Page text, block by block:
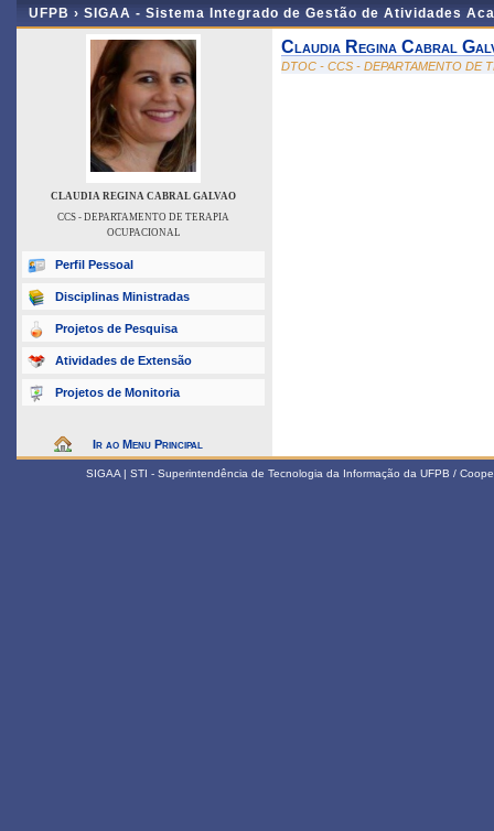
UFPB › SIGAA - Sistema Integrado de Gestão de Atividades
CLAUDIA REGINA CABRAL GALVAO
CCS - DEPARTAMENTO DE TERAPIA
OCUPACIONAL
Perfil Pessoal
Disciplinas Ministradas
Projetos de Pesquisa
Atividades de Extensão
Projetos de Monitoria
Ir ao Menu Principal
Claudia Regina Cabral
DTOC - CCS - DEPARTAMENTO DE
SIGAA | STI - Superintendência de Tecnologia da Informação da UFPB /